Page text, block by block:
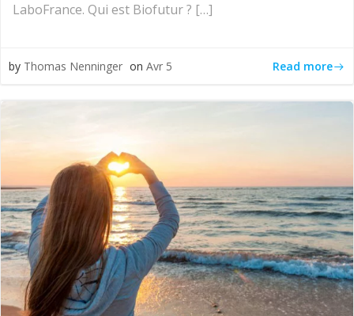
LaboFrance. Qui est Biofutur ? […]
by Thomas Nenninger on Avr 5 Read more